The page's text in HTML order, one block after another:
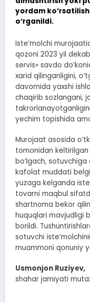
yordam
o‘rganildi.
Iste’molchi
qozoni 2023 yil
servis» savdo
xarid qilinganligini,
davomida yaxshi
chaqirib sozlangani,
yechim topishida
Murojaat asosida
tomonidan keltirilgan
bo‘lgach, sotuvchiga
kafolat muddati
yuzaga kelganda
tovarni maqbul
shartnoma bekor
huquqlari mavjudligi
borildi.
sotuvchi
muammoni qonuniy
Usmonjon Ruziyev,
shahar jamiyati